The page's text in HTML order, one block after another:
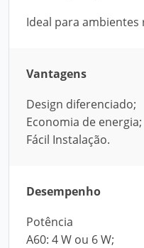
Ideal para ambientes
Vantagens
Design diferenciado;
Economia de energia;
Fácil Instalação.
Desempenho
Potência
A60: 4 W ou 6 W;